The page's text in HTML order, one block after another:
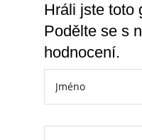
Hráli jste toto
Podělte se s
hodnocení.